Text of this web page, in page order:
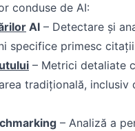
conduse de AI:
AI – Detectare și
specifice primesc
– Metrici detaliate
tradițională,
– Analiză a